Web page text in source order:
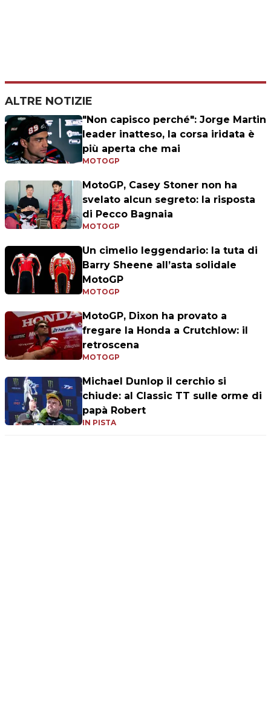
ALTRE NOTIZIE
"Non capisco perché": Jorge Martin
leader inatteso, la corsa iridata è
più aperta che mai
MOTOGP
MotoGP, Casey Stoner non ha
svelato alcun segreto: la risposta
di Pecco Bagnaia
MOTOGP
Un cimelio leggendario: la tuta di
Barry Sheene all’asta solidale
MotoGP
MOTOGP
MotoGP, Dixon ha provato a
fregare la Honda a Crutchlow: il
retroscena
MOTOGP
Michael Dunlop il cerchio si
chiude: al Classic TT sulle orme di
papà Robert
IN PISTA